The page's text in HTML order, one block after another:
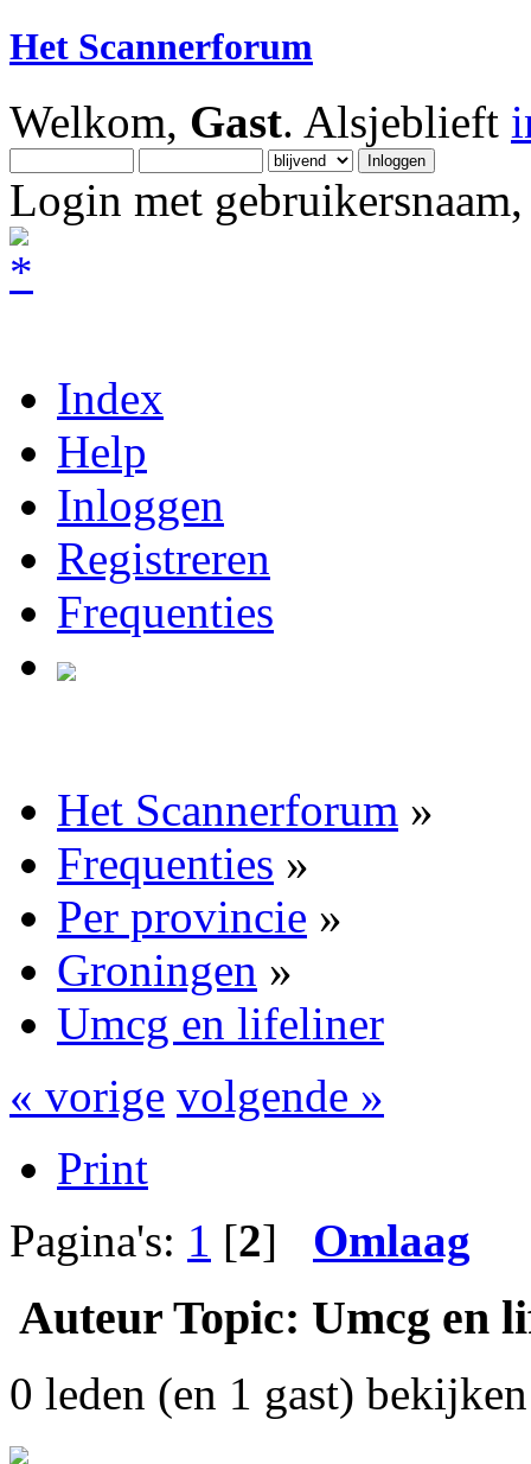
Het Scannerforum
Welkom, Gast. Alsjeblieft
Login met
Index
Help
Inloggen
Registreren
Frequenties
Het Scannerforum »
Frequenties »
Per provincie »
Groningen »
Umcg en lifeliner
« vorige volgende »
Print
Pagina's: 1 [2] Omlaag
Auteur Topic: Umcg en
0 leden (en 1 gast)